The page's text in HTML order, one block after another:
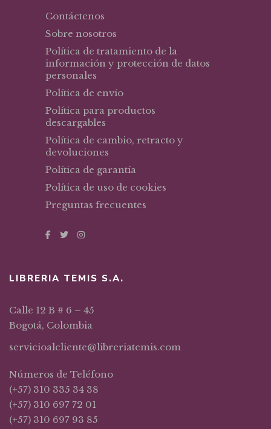
Contáctenos
Sobre nosotros
Política de tratamiento de la
información y protección de datos
personales
Política de envío
Política para productos
descargables
Política de cambio, retracto y
devoluciones
Política de garantía
Política de uso de cookies
Preguntas frecuentes
LIBRERIA TEMIS S.A.
Calle 12 B # 6 – 45
Bogotá, Colombia
servicioalcliente@libreriatemis.com
Números de Teléfono
(+57) 310 335 34 38
(+57) 310 697 72 01
(+57) 310 697 93 85